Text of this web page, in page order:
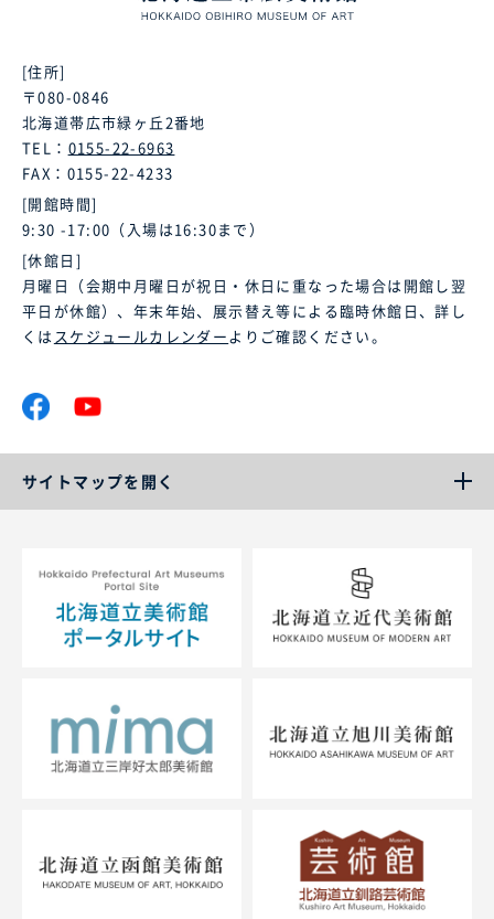
[住所]
〒080-0846
北海道帯広市緑ヶ丘2番地
TEL： 0155-22-6963
FAX：0155-22-4233
[開館時間]
9:30 -17:00（入場は16:30まで）
[休館日]
月曜日（会期中月曜日が祝日・休日に重なった場合は開館し翌
平日が休館）、年末年始、展示替え等による臨時休館日、詳し
くは スケジュールカレンダーよりご確認ください。
サイトマップを開く